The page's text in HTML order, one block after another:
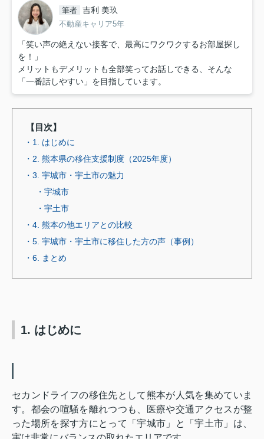
筆者 吉利 美玖
不動産キャリア5年
「笑い声の絶えない接客で、最高にワクワクするお部屋探し
を！」
メリットもデメリットも全部笑ってお話しできる、そんな
「一番話しやすい」を目指しています。
【目次】
・1. はじめに
・2. 熊本県の移住支援制度（2025年度）
・3. 宇城市・宇土市の魅力
・宇城市
・宇土市
・4. 熊本の他エリアとの比較
・5. 宇城市・宇土市に移住した方の声（事例）
・6. まとめ
1. はじめに
セカンドライフの移住先として熊本が人気を集めていま
す。都会の喧騒を離れつつも、医療や交通アクセスが整
った場所を探す方にとって「宇城市」と「宇土市」は、